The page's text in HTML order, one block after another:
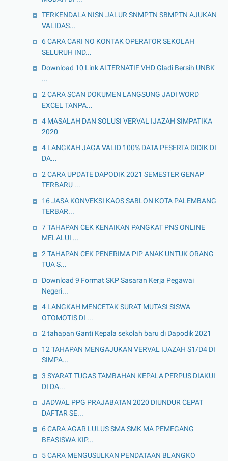
TERKENDALA NISN JALUR SNMPTN SBMPTN AJUKAN
VALIDAS...
6 CARA CARI NO KONTAK OPERATOR SEKOLAH
SELURUH IND...
Download 10 Link ALTERNATIF VHD Gladi Bersih UNBK
...
2 CARA SCAN DOKUMEN LANGSUNG JADI WORD
EXCEL TANPA...
4 MASALAH DAN SOLUSI VERVAL IJAZAH SIMPATIKA
2020
4 LANGKAH JAGA VALID 100% DATA PESERTA DIDIK DI
DA...
2 CARA UPDATE DAPODIK 2021 SEMESTER GENAP
TERBARU ...
16 JASA KONVEKSI KAOS SABLON KOTA PALEMBANG
TERBAR...
7 TAHAPAN CEK KENAIKAN PANGKAT PNS ONLINE
MELALUI ...
2 TAHAPAN CEK PENERIMA PIP ANAK UNTUK ORANG
TUA S...
Download 9 Format SKP Sasaran Kerja Pegawai
Negeri...
4 LANGKAH MENCETAK SURAT MUTASI SISWA
OTOMOTIS DI ...
2 tahapan Ganti Kepala sekolah baru di Dapodik 2021
12 TAHAPAN MENGAJUKAN VERVAL IJAZAH S1/D4 DI
SIMPA...
3 SYARAT TUGAS TAMBAHAN KEPALA PERPUS DIAKUI
DI DA...
JADWAL PPG PRAJABATAN 2020 DIUNDUR CEPAT
DAFTAR SE...
6 CARA AGAR LULUS SMA SMK MA PEMEGANG
BEASISWA KIP...
5 CARA MENGUSULKAN PENDATAAN BLANGKO